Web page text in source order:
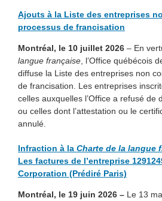
personnels
Frais et dépenses de l’organisme
Loi, règlements, politiques et
les droits des administrés
Inventaire des fichiers de
Contrats et engagements financiers
Allègement réglementaire et
Politique éditoriale
Carrière
Avantages d’une carrière à l’Office
Faites partie de l’équipe
Ajouts à la Liste des entreprises
processus de francisation
Montréal, le 10 juillet 2026 – En
langue française , l’Office québécois
diffuse la Liste des entreprises non
de francisation. Les entreprises
celles auxquelles l’Office a refusé de
ou celles dont l’attestation ou le
annulé.
Infraction à la Charte de la langue
Les factures de l’entreprise
Corporation (Prédiré Paris)
Montréal, le 19 juin 2026 – Le 13